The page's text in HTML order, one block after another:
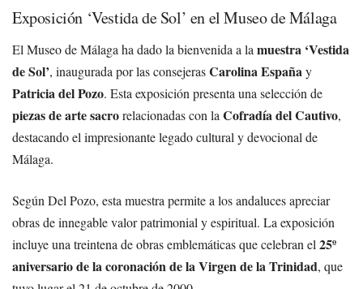
Exposición ‘Vestida de Sol’ en el Museo de Málaga
El Museo de Málaga ha dado la bienvenida a la muestra ‘Vestida
de Sol’, inaugurada por las consejerasCarolina Españay
Patricia del Pozo. Esta exposición presenta una selección de
piezas de arte sacrorelacionadas con la Cofradía del Cautivo,
destacando el impresionante legado cultural y devocional de
Málaga.
Según Del Pozo, esta muestra permite a los andaluces apreciar
obras de innegable valor patrimonial y espiritual. La exposición
incluye una treintena de obras emblemáticas que celebran el 25º
aniversario de la coronación de la Virgen de la Trinidad, que